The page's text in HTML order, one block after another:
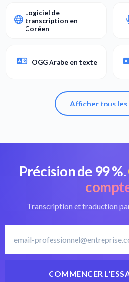
Logiciel de
transcription en
Coréen
OGG Arabe en texte
Afficher tous les
Convertir OGG en
texte
Logiciel de
transcription en
Précision de 99 %.
Transcription et traduction
COMMENCER